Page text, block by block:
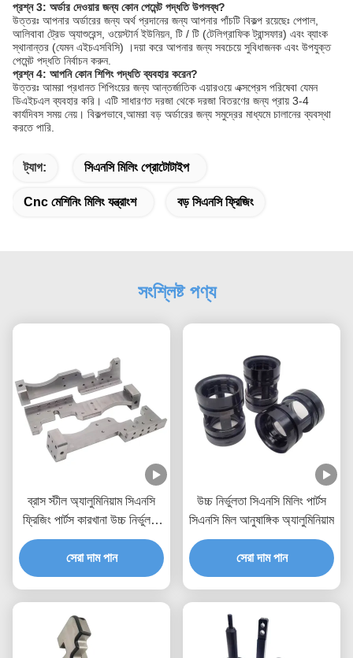
প্রশ্ন 3: অর্ডার দেওয়ার জন্য কোন পেমেন্ট পদ্ধতি উপলব্ধ?
উত্তরঃ আপনার অর্ডারের জন্য অর্থ প্রদানের জন্য আপনার পাঁচটি বিকল্প রয়েছেঃ পেপাল,
আলিবাবা ট্রেড অ্যাশুরেন্স, ওয়েস্টার্ন ইউনিয়ন, টি / টি (টেলিগ্রাফিক ট্রান্সফার) এবং ব্যাংক
স্থানান্তর (যেমন এইচএসবিসি) ।দয়া করে আপনার জন্য সবচেয়ে সুবিধাজনক এবং উপযুক্ত
পেমেন্ট পদ্ধতি নির্বাচন করুন.
প্রশ্ন 4: আপনি কোন শিপিং পদ্ধতি ব্যবহার করেন?
উত্তরঃ আমরা প্রধানত শিপিংয়ের জন্য আন্তর্জাতিক এয়ারওয়ে এক্সপ্রেস পরিষেবা যেমন
ডিএইচএল ব্যবহার করি। এটি সাধারণত দরজা থেকে দরজা বিতরণের জন্য প্রায় 3-4
কার্যদিবস সময় নেয়। বিকল্পভাবে,আমরা বড় অর্ডারের জন্য সমুদ্রের মাধ্যমে চালানের ব্যবস্থা
করতে পারি.
ট্যাগ: সিএনসি মিলিং প্রোটোটাইপ
Cnc মেশিনিং মিলিং যন্ত্রাংশ বড় সিএনসি ফ্রিজিং
সংশ্লিষ্ট পণ্য
ব্রাস স্টীল অ্যালুমিনিয়াম সিএনসি
ফ্রিজিং পার্টস কারখানা উচ্চ নির্ভুলতা
পরিধান অংশ
সেরা দাম পান
উচ্চ নির্ভুলতা সিএনসি মিলিং পার্টস
সিএনসি মিল আনুষাঙ্গিক অ্যালুমিনিয়াম
সেরা দাম পান